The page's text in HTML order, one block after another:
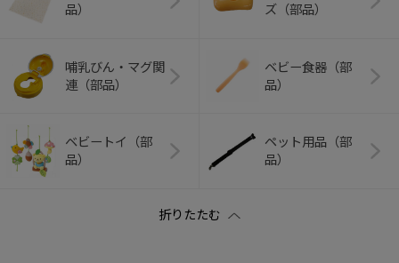
品）
ズ（部品）
哺乳びん・マグ関
連（部品）
ベビー食器（部
品）
ベビートイ（部
品）
ペット用品（部
品）